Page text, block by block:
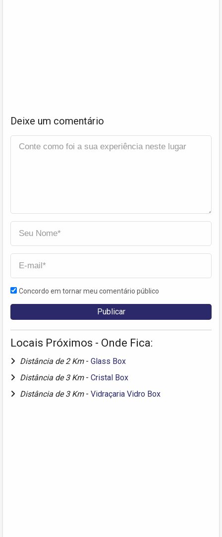
Deixe um comentário
Concordo em tornar meu comentário público
Locais Próximos - Onde Fica:
Distância de 2 Km - Glass Box
Distância de 3 Km - Cristal Box
Distância de 3 Km - Vidraçaria Vidro Box